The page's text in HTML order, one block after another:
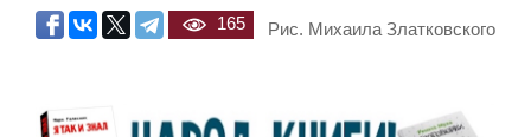
Рис. Михаила Златковского
165